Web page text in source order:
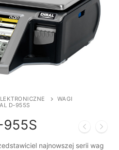
WAGI
D-955S
955S
najnowszej serii wag